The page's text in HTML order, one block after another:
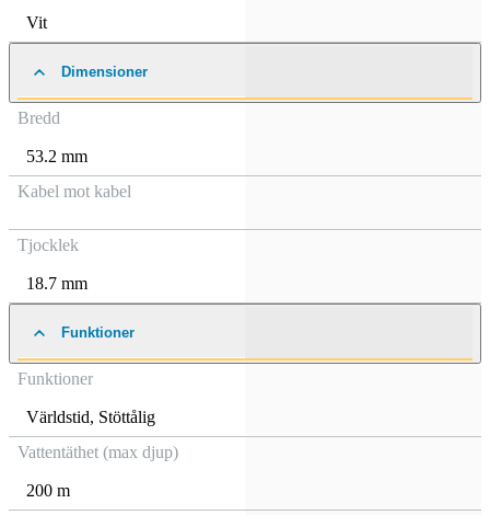
Vit
Dimensioner
Bredd
53.2 mm
Kabel mot kabel
Tjocklek
18.7 mm
Funktioner
Funktioner
Världstid, Stöttålig
Vattentäthet (max djup)
200 m